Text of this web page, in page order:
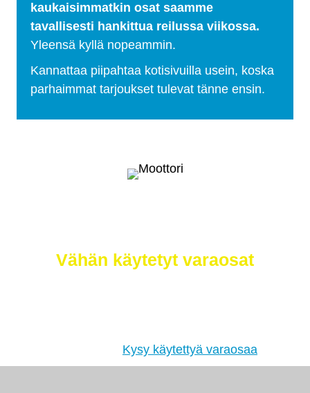
kaukaisimmatkin osat saamme
tavallisesti hankittua reilussa viikossa.
Yleensä kyllä nopeammin.
Kannattaa piipahtaa kotisivuilla usein, koska
parhaimmat tarjoukset tulevat tänne ensin.
Vähän käytetyt varaosat
Kysy käytettyä varaosaa